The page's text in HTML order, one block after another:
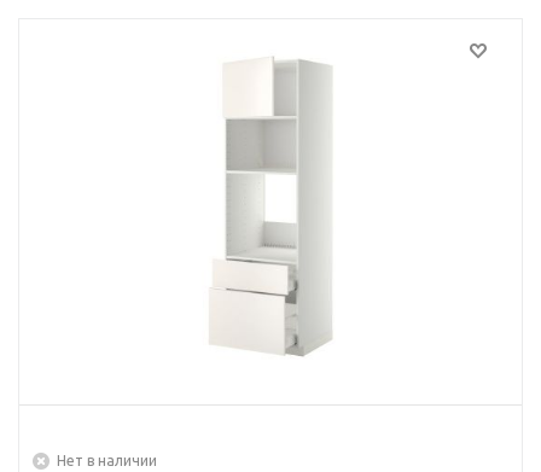
Нет в наличии